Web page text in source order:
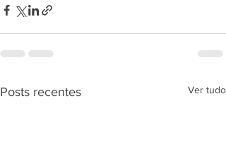
Posts recentes Ver tudo